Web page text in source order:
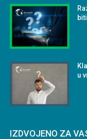
u
IZDVOJENO ZA